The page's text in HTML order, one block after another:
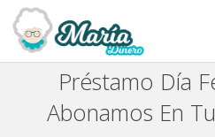
SOLICITAR UN PRÉSTAMO
Préstamo Día
Abonamos En